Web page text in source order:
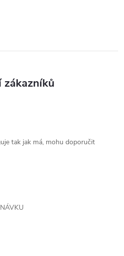
zákazníků
tak jak má, mohu doporučit